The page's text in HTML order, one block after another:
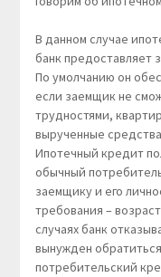
В данном случае
банк предоставляет
По умолчанию он
если заемщик не
трудностями,
вырученные
Ипотечный кредит
обычный
заемщику и его
требования –
случаях банк
вынужден
потребительский